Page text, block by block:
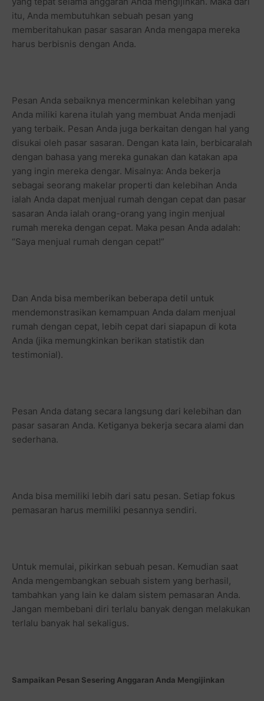
itu, Anda membutuhkan sebuah pesan yang
memberitahukan pasar sasaran Anda mengapa mereka
harus berbisnis dengan Anda.
Pesan Anda sebaiknya mencerminkan kelebihan yang
Anda miliki karena itulah yang membuat Anda menjadi
yang terbaik. Pesan Anda juga berkaitan dengan hal yang
disukai oleh pasar sasaran. Dengan kata lain, berbicaralah
dengan bahasa yang mereka gunakan dan katakan apa
yang ingin mereka dengar. Misalnya: Anda bekerja
sebagai seorang makelar properti dan kelebihan Anda
ialah Anda dapat menjual rumah dengan cepat dan pasar
sasaran Anda ialah orang-orang yang ingin menjual
rumah mereka dengan cepat. Maka pesan Anda adalah:
“Saya menjual rumah dengan cepat!”
Dan Anda bisa memberikan beberapa detil untuk
mendemonstrasikan kemampuan Anda dalam menjual
rumah dengan cepat, lebih cepat dari siapapun di kota
Anda (jika memungkinkan berikan statistik dan
testimonial).
Pesan Anda datang secara langsung dari kelebihan dan
pasar sasaran Anda. Ketiganya bekerja secara alami dan
sederhana.
Anda bisa memiliki lebih dari satu pesan. Setiap fokus
pemasaran harus memiliki pesannya sendiri.
Untuk memulai, pikirkan sebuah pesan. Kemudian saat
Anda mengembangkan sebuah sistem yang berhasil,
tambahkan yang lain ke dalam sistem pemasaran Anda.
Jangan membebani diri terlalu banyak dengan melakukan
terlalu banyak hal sekaligus.
Sampaikan Pesan Sesering Anggaran Anda Mengijinkan